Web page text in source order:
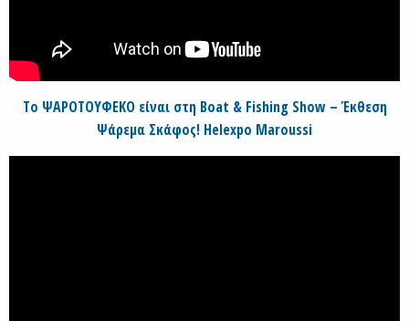
Τo ΨΑΡΟΤΟΥΦΕΚΟ είναι στη Boat & Fishing Show – Έκθεση
Ψάρεμα Σκάφος! Helexpo Maroussi